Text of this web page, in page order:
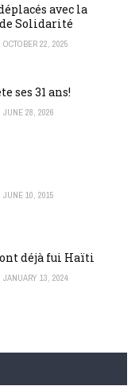
avec la
Solidarité
OCTOBER 22, 2025
ses 31 ans!
JUNE 28, 2026
JUNE 10, 2015
déjà fui Haïti
JANUARY 13, 2024